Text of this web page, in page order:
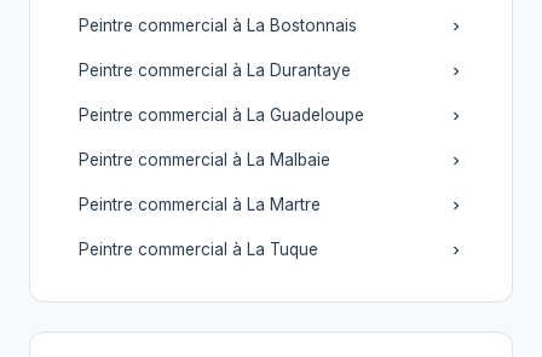
Peintre commercial à La Bostonnais
Peintre commercial à La Durantaye
Peintre commercial à La Guadeloupe
Peintre commercial à La Malbaie
Peintre commercial à La Martre
Peintre commercial à La Tuque